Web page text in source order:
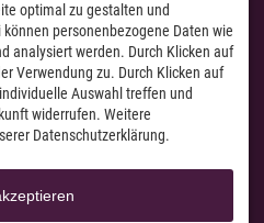
Facebook
Instagram
optimal zu gestalten und
personenbezogene Daten wie
analysiert werden. Durch Klicken auf
Verwendung zu. Durch Klicken auf
Auswahl treffen und
widerrufen. Weitere
Datenschutzerklärung.